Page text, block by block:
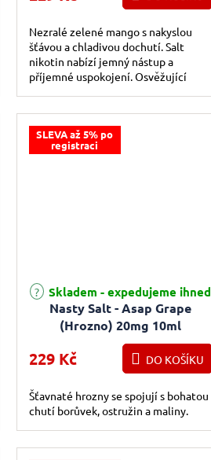
Nezralé zelené mango s nakyslou
šťávou a chladivou dochutí. Salt
nikotin nabízí jemný nástup a
příjemné uspokojení. Osvěžující
SLEVA až 5% po
registraci
Nasty Salt - Asap Grape
(Hrozno) 20mg 10ml
Skladem - expedujeme ihned
229 Kč DO KOŠÍKU
Šťavnaté hrozny se spojují s bohatou
chutí borůvek, ostružin a maliny.